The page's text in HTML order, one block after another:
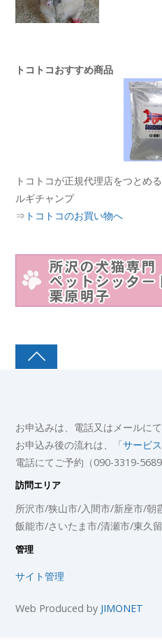
トコトコおすすめ商品
トコトコが正規代理店をつと
ルギチャンプ
⇒ トコトコのお買い物へ
お申込みは、電話又はメールにて
お申込み後の流れは、「サービ
電話にてご予約（090-3319-5689
訪問エリア
所沢市/狭山市/入間市/新座市/
飯能市/さいたま市/清瀬市/東久
管理
サイト管理
Web Produced by JIMONET